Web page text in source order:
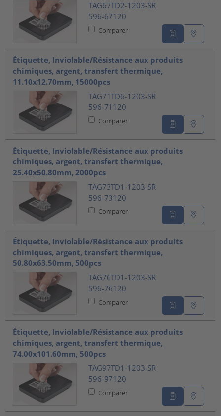
TAG67TD2-1203-SR
596-67120
Comparer
Étiquette, Inviolable/Résistance aux produits
chimiques, argent, transfert thermique,
11.10x12.70mm, 15000pcs
TAG71TD6-1203-SR
596-71120
Comparer
Étiquette, Inviolable/Résistance aux produits
chimiques, argent, transfert thermique,
25.40x50.80mm, 2000pcs
TAG73TD1-1203-SR
596-73120
Comparer
Étiquette, Inviolable/Résistance aux produits
chimiques, argent, transfert thermique,
50.80x63.50mm, 500pcs
TAG76TD1-1203-SR
596-76120
Comparer
Étiquette, Inviolable/Résistance aux produits
chimiques, argent, transfert thermique,
74.00x101.60mm, 500pcs
TAG97TD1-1203-SR
596-97120
Comparer